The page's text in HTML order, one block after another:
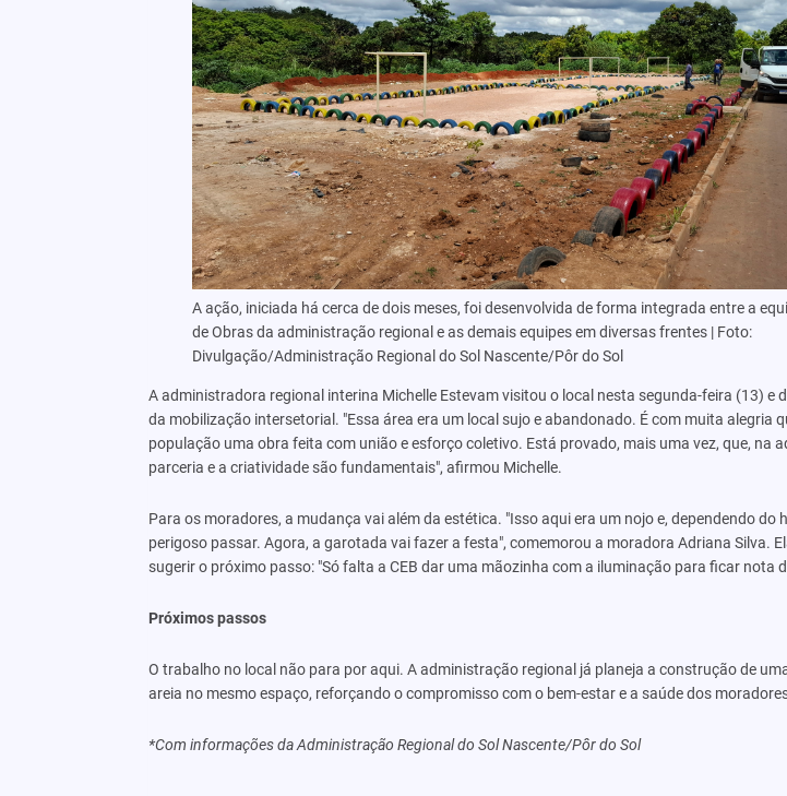
A ação, iniciada há cerca de dois meses, foi desenvolvida de forma integrada entre a
de Obras da administração regional e as demais equipes em diversas frentes | Foto:
Divulgação/Administração Regional do Sol Nascente/Pôr do Sol
A administradora regional interina Michelle Estevam visitou o local nesta segunda-feira (13) e
da mobilização intersetorial. "Essa área era um local sujo e abandonado. É com muita alegria
população uma obra feita com união e esforço coletivo. Está provado, mais uma vez, que, na
parceria e a criatividade são fundamentais", afirmou Michelle.
Para os moradores, a mudança vai além da estética. "Isso aqui era um nojo e, dependendo do
perigoso passar. Agora, a garotada vai fazer a festa", comemorou a moradora Adriana Silva.
sugerir o próximo passo: "Só falta a CEB dar uma mãozinha com a iluminação para ficar nota
Próximos passos
O trabalho no local não para por aqui. A administração regional já planeja a construção de
areia no mesmo espaço, reforçando o compromisso com o bem-estar e a saúde dos
*Com informações da Administração Regional do Sol Nascente/Pôr do Sol